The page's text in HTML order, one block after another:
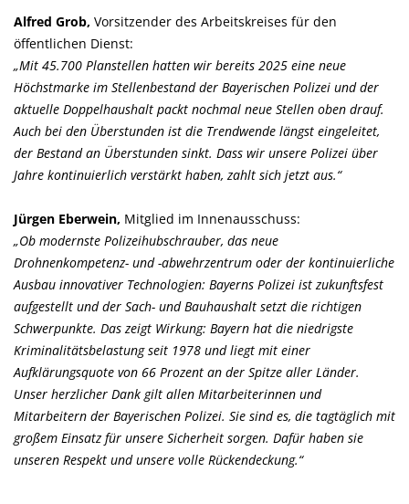
Alfred Grob, Vorsitzender des Arbeitskreises für den
öffentlichen Dienst:
Mit 45.700 Planstellen hatten wir bereits 2025 eine neue
Höchstmarke im Stellenbestand der Bayerischen Polizei und der
aktuelle Doppelhaushalt packt nochmal neue Stellen oben drauf.
Auch bei den Überstunden ist die Trendwende längst eingeleitet,
der Bestand an Überstunden sinkt. Dass wir unsere Polizei über
Jahre kontinuierlich verstärkt haben, zahlt sich jetzt aus.“
Jürgen Eberwein, Mitglied im Innenausschuss:
Ob modernste Polizeihubschrauber, das neue
Drohnenkompetenz- und -abwehrzentrum oder der kontinuierliche
Ausbau innovativer Technologien: Bayerns Polizei ist zukunftsfest
aufgestellt und der Sach- und Bauhaushalt setzt die richtigen
Schwerpunkte. Das zeigt Wirkung: Bayern hat die niedrigste
Kriminalitätsbelastung seit 1978 und liegt mit einer
Aufklärungsquote von 66 Prozent an der Spitze aller Länder.
Unser herzlicher Dank gilt allen Mitarbeiterinnen und
Mitarbeitern der Bayerischen Polizei. Sie sind es, die tagtäglich mit
großem Einsatz für unsere Sicherheit sorgen. Dafür haben sie
unseren Respekt und unsere volle Rückendeckung.“